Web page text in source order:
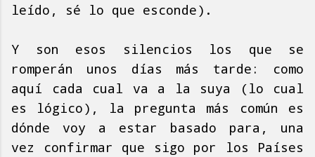
leído, sé lo que esconde).
Y son esos silencios los que se
romperán unos días más tarde: como
aquí cada cual va a la suya (lo cual
es lógico), la pregunta más común es
dónde voy a estar basado para, una
vez confirmar que sigo por los Países